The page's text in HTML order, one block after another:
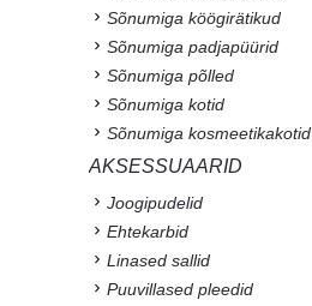
Sõnumiga köögirätikud
Sõnumiga padjapüürid
Sõnumiga põlled
Sõnumiga kotid
Sõnumiga kosmeetikakotid
AKSESSUAARID
Joogipudelid
Ehtekarbid
Linased sallid
Puuvillased pleedid